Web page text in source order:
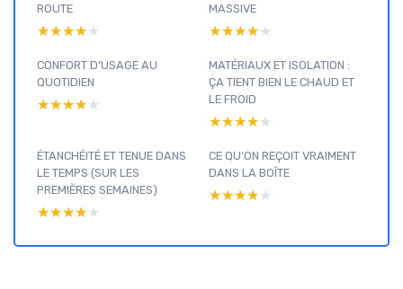
ROUTE
★★★★★
★★★★★
MASSIVE
★★★★★
★★★★★
CONFORT D’USAGE AU
QUOTIDIEN
★★★★★
★★★★★
MATÉRIAUX ET ISOLATION :
ÇA TIENT BIEN LE CHAUD ET
LE FROID
★★★★★
★★★★★
ÉTANCHÉITÉ ET TENUE DANS
LE TEMPS (SUR LES
PREMIÈRES SEMAINES)
★★★★★
★★★★★
CE QU’ON REÇOIT VRAIMENT
DANS LA BOÎTE
★★★★★
★★★★★